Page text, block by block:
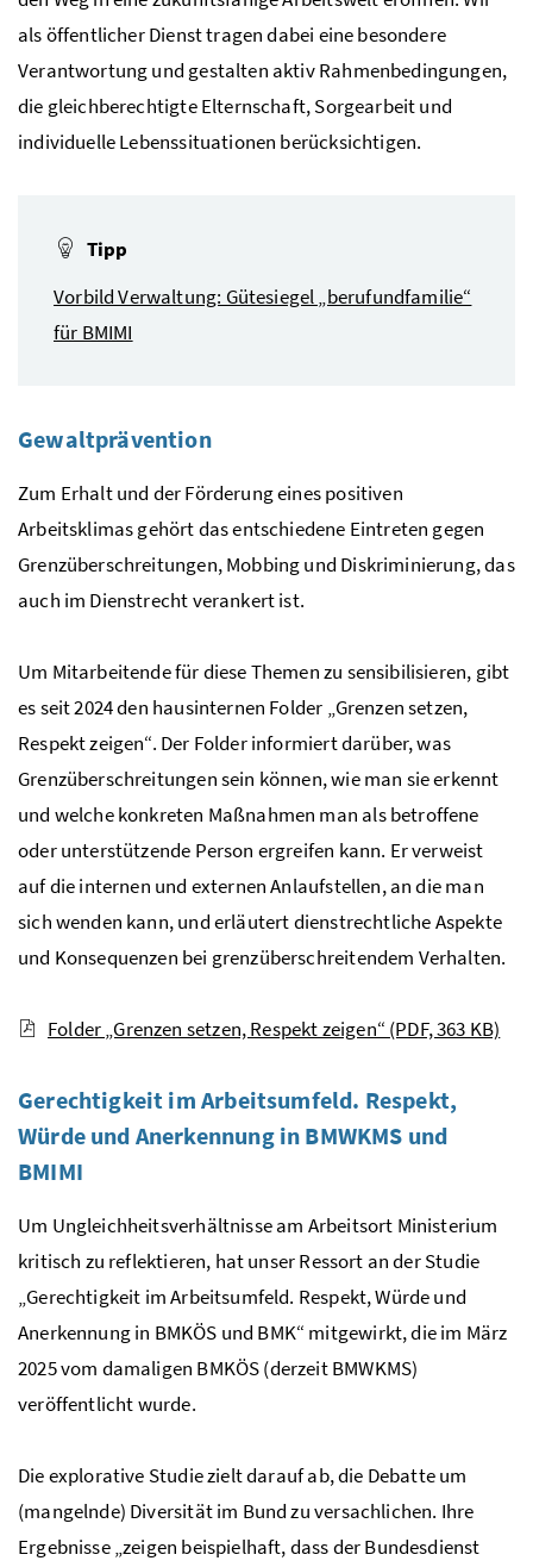
als öffentlicher Dienst tragen dabei eine besondere
Verantwortung und gestalten aktiv Rahmenbedingungen,
die gleichberechtigte Elternschaft, Sorgearbeit und
individuelle Lebenssituationen berücksichtigen.
Tipp
Vorbild Verwaltung: Gütesiegel „berufundfamilie“
für BMIMI
Gewaltprävention
Zum Erhalt und der Förderung eines positiven
Arbeitsklimas gehört das entschiedene Eintreten gegen
Grenzüberschreitungen, Mobbing und Diskriminierung, das
auch im Dienstrecht verankert ist.
Um Mitarbeitende für diese Themen zu sensibilisieren, gibt
es seit 2024 den hausinternen Folder „Grenzen setzen,
Respekt zeigen“. Der Folder informiert darüber, was
Grenzüberschreitungen sein können, wie man sie erkennt
und welche konkreten Maßnahmen man als betroffene
oder unterstützende Person ergreifen kann. Er verweist
auf die internen und externen Anlaufstellen, an die man
sich wenden kann, und erläutert dienstrechtliche Aspekte
und Konsequenzen bei grenzüberschreitendem Verhalten.
Folder „Grenzen setzen, Respekt zeigen“ (PDF, 363 KB)
Gerechtigkeit im Arbeitsumfeld. Respekt,
Würde und Anerkennung in BMWKMS und
BMIMI
Um Ungleichheitsverhältnisse am Arbeitsort Ministerium
kritisch zu reflektieren, hat unser Ressort an der Studie
„Gerechtigkeit im Arbeitsumfeld. Respekt, Würde und
Anerkennung in BMKÖS und BMK“ mitgewirkt, die im März
2025 vom damaligen BMKÖS (derzeitBMWKMS)
veröffentlicht wurde.
Die explorative Studie zielt darauf ab, die Debatte um
(mangelnde) Diversität im Bund zu versachlichen. Ihre
Ergebnisse „zeigen beispielhaft, dass der Bundesdienst